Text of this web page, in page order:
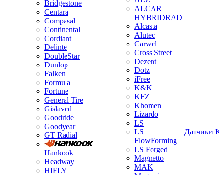
Bridgestone
Centara
Compasal
Continental
Cordiant
Delinte
DoubleStar
Dunlop
Falken
Formula
Fortune
General Tire
Gislaved
Goodride
Goodyear
GT Radial
Hankook
Headway
HIFLY
ALCAR
HYBRIDRAD
Alcasta
Alutec
Carwel
Cross Street
Dezent
Dotz
iFree
K&K
KFZ
Khomen
Lizardo
LS
LS
FlowForming
LS Forged
Magnetto
MAK
Датчики